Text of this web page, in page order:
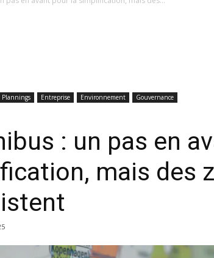
Plannings Entreprise Environnement Gouvernance
: un pas en
mais des